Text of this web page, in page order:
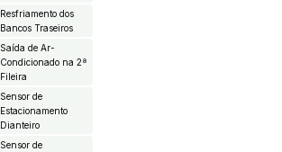
Resfriamento dos
Bancos Traseiros
Saída de Ar-
Condicionado na 2ª
Fileira
Sensor de
Estacionamento
Dianteiro
Sensor de